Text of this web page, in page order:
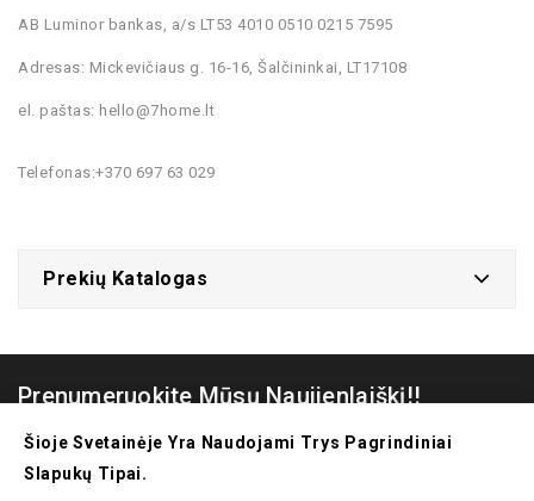
AB Luminor bankas, a/s LT53 4010 0510 0215 7595
Adresas: Mickevičiaus g. 16-16, Šalčininkai, LT17108
el. paštas: hello@7home.lt
Telefonas:+370 697 63 029
Prekių Katalogas
Prenumeruokite Mūsų Naujienlaiškį!!
Šioje Svetainėje Yra Naudojami Trys Pagrindiniai
Slapukų Tipai.